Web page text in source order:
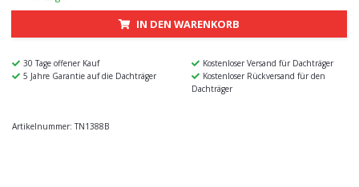
IN DEN WARENKORB
30 Tage offener Kauf
Kostenloser Versand für Dachträger
5 Jahre Garantie auf die Dachträger
Kostenloser Rückversand für den
Dachträger
Artikelnummer: TN1388B